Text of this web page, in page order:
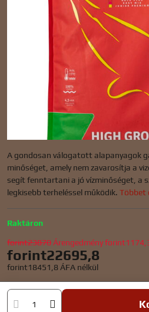
A gondosan válogatott alapanyagok
minőséget, amely nem zavarosítja a
segít fenntartani a jó vízminőséget, a
legkisebb terheléssel működik. Többet
Raktáron
forint23870 Árengedmény
forint22695,8
forint18451,8 ÁFA nélkül